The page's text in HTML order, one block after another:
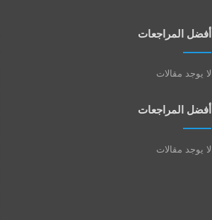
أفضل المراجعات
لا يوجد مقالات
أفضل المراجعات
لا يوجد مقالات